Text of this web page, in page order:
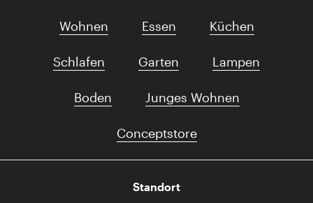
Wohnen Essen Küchen
Schlafen Garten Lampen
Boden Junges Wohnen
Conceptstore
Standort